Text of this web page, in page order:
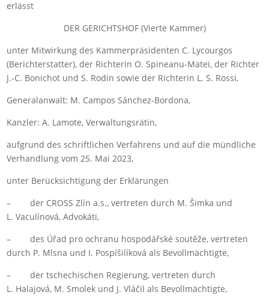
erlässt
DER GERICHTSHOF (Vierte Kammer)
unter Mitwirkung des Kammerpräsidenten C. Lycourgos
(Berichterstatter), der Richterin O. Spineanu-Matei, der Richter
J.‑C. Bonichot und S. Rodin sowie der Richterin L. S. Rossi,
Generalanwalt: M. Campos Sánchez-Bordona,
Kanzler: A. Lamote, Verwaltungsrätin,
aufgrund des schriftlichen Verfahrens und auf die mündliche
Verhandlung vom 25. Mai 2023,
unter Berücksichtigung der Erklärungen
– der CROSS Zlín a.s., vertreten durch M. Šimka und
L. Vaculínová, Advokáti,
– des Úřad pro ochranu hospodářské soutěže, vertreten
durch P. Mlsna und I. Pospíšilíková als Bevollmächtigte,
– der tschechischen Regierung, vertreten durch
L. Halajová, M. Smolek und J. Vláčil als Bevollmächtigte,